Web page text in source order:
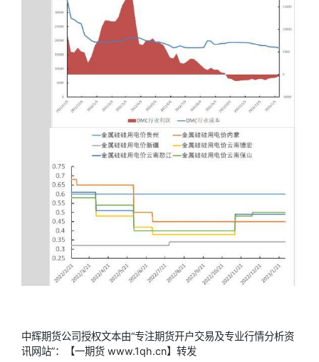
中辉期货公司授权文本由“专注期货开户交易及专业行情分析资
讯网站”：【一期货 www.1qh.cn】转发